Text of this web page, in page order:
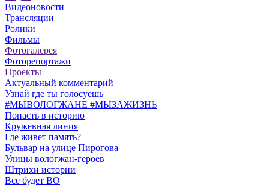
Видеоновости
Трансляции
Ролики
Фильмы
Фотогалерея
Фоторепортажи
Проекты
Актуальный комментарий
Узнай где ты голосуешь
#МЫВОЛОГЖАНЕ #МЫЗАЖИЗНЬ
Попасть в историю
Кружевная линия
Где живет память?
Бульвар на улице Пирогова
Улицы вологжан-героев
Штрихи истории
Все будет ВО